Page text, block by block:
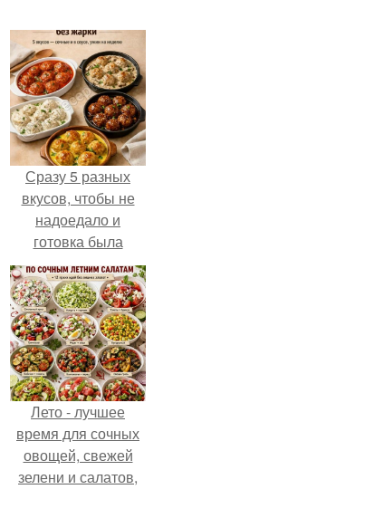
Сразу 5 разных
вкусов, чтобы не
надоедало и
готовка была
проще.
Лето - лучшее
время для сочных
овощей, свежей
зелени и салатов,